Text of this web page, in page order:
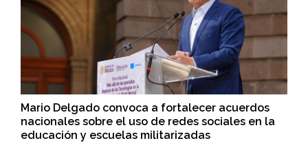
Mario Delgado convoca a fortalecer acuerdos
nacionales sobre el uso de redes sociales en la
educación y escuelas militarizadas